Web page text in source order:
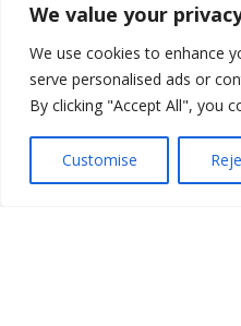
We value your
We use cookies to enhance
serve personalised ads or
By clicking "Accept All", you
Customise
Oportunidades de empleo
Programa de pasantías para
Menú rápido
Donar
Preguntas frecuentes
Glosario